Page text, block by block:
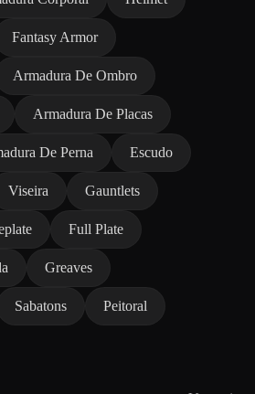
Fantasy Armor
Armadura De Ombro
Armadura De Placas
De Perna Escudo
Viseira Gauntlets
Full Plate
Greaves
Sabatons Peitoral